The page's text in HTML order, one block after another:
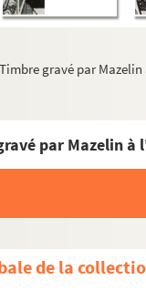
gravé par
de la
la Vie de Fénelon par